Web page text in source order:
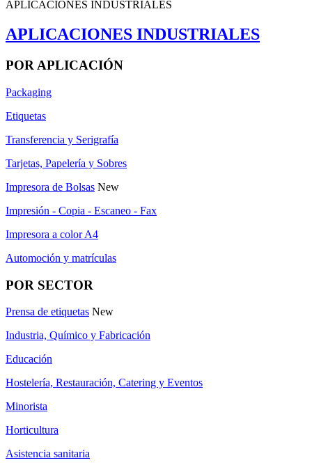
APLICACIONES INDUSTRIALES
APLICACIONES INDUSTRIALES
POR APLICACIÓN
Packaging
Etiquetas
Transferencia y Serigrafía
Tarjetas, Papelería y Sobres
Impresora de Bolsas New
Impresión - Copia - Escaneo - Fax
Impresora a color A4
Automoción y matrículas
POR SECTOR
Prensa de etiquetas New
Industria, Químico y Fabricación
Educación
Hostelería, Restauración, Catering y Eventos
Minorista
Horticultura
Asistencia sanitaria